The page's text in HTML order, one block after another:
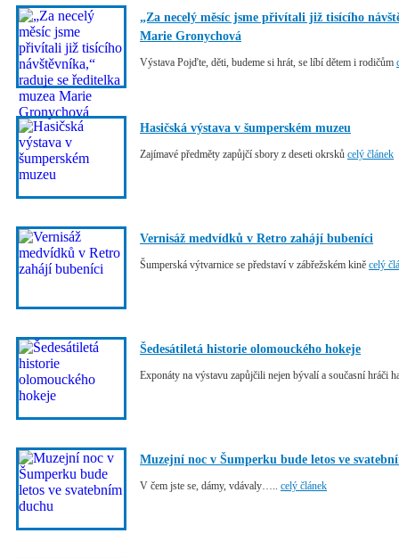
„Za necelý měsíc jsme přivítali již tisícího
Marie Gronychová
Výstava Pojďte, děti, budeme si hrát, se líbí dětem i rodičům
Hasičská výstava v šumperském muzeu
Zajímavé předměty zapůjčí sbory z deseti okrsků celý článek
Vernisáž medvídků v Retro zahájí bubeníci
Šumperská výtvarnice se představí v zábřežském kině celý
Šedesátiletá historie olomouckého hokeje
Exponáty na výstavu zapůjčili nejen bývalí a současní hráči
Muzejní noc v Šumperku bude letos ve
V čem jste se, dámy, vdávaly….. celý článek